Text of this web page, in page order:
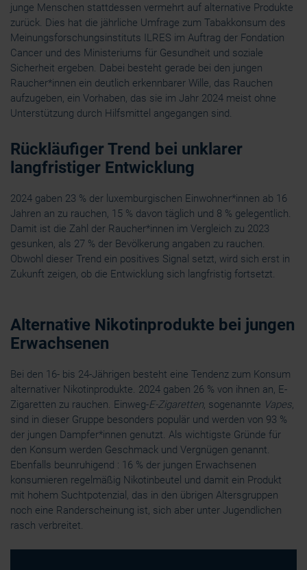
junge Menschen stattdessen vermehrt auf alternative Produkte
zurück. Dies hat die jährliche Umfrage zum Tabakkonsum des
Meinungsforschungsinstituts ILRES im Auftrag der Fondation
Cancer und des Ministeriums für Gesundheit und soziale
Sicherheit ergeben. Dabei besteht gerade bei den jungen
Raucher*innen ein deutlich erkennbarer Wille, das Rauchen
aufzugeben, ein Vorhaben, das sie im Jahr 2024 meist ohne
Unterstützung durch Hilfsmittel angegangen sind.
Rückläufiger Trend bei unklarer
langfristiger Entwicklung
2024 gaben 23 % der luxemburgischen Einwohner*innen ab 16
Jahren an zu rauchen, 15 % davon täglich und 8 % gelegentlich.
Damit ist die Zahl der Raucher*innen im Vergleich zu 2023
gesunken, als 27 % der Bevölkerung angaben zu rauchen.
Obwohl dieser Trend ein positives Signal setzt, wird sich erst in
Zukunft zeigen, ob die Entwicklung sich langfristig fortsetzt.
Alternative Nikotinprodukte bei jungen
Erwachsenen
Bei den 16- bis 24-Jährigen besteht eine Tendenz zum Konsum
alternativer Nikotinprodukte. 2024 gaben 26 % von ihnen an, E-
Zigaretten zu rauchen. Einweg-E-Zigaretten, sogenannte Vapes,
sind in dieser Gruppe besonders populär und werden von 93 %
der jungen Dampfer*innen genutzt. Als wichtigste Gründe für
den Konsum werden Geschmack und Vergnügen genannt.
Ebenfalls beunruhigend : 16 % der jungen Erwachsenen
konsumieren regelmäßig Nikotinbeutel und damit ein Produkt
mit hohem Suchtpotenzial, das in den übrigen Altersgruppen
noch eine Randerscheinung ist, sich aber unter Jugendlichen
rasch verbreitet.